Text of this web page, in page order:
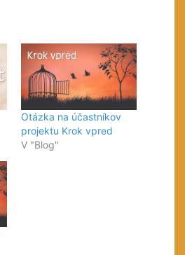
Otázka na účastníkov
projektu Krok vpred
V "Blog"